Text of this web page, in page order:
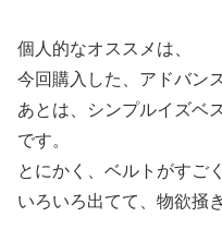
個人的なオススメは、
今回購入した、アドバン
あとは、シンプルイズベ
です。
とにかく、ベルトがすご
いろいろ出てて、物欲掻